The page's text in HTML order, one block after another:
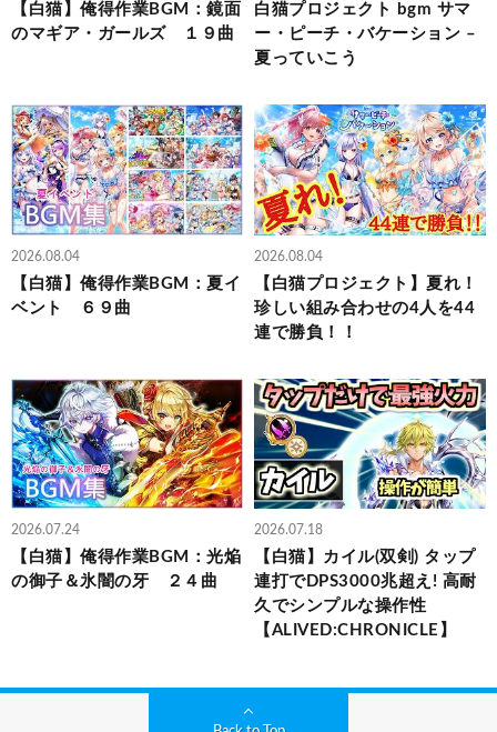
【白猫】俺得作業BGM：鏡面
のマギア・ガールズ １９曲
白猫プロジェクト bgm サマ
ー・ピーチ・バケーション –
夏っていこう
2026.08.04
【白猫】俺得作業BGM：夏イ
ベント ６９曲
2026.08.04
【白猫プロジェクト】夏れ！
珍しい組み合わせの4人を44
連で勝負！！
2026.07.24
【白猫】俺得作業BGM：光焔
の御子＆氷闇の牙 ２４曲
2026.07.18
【白猫】カイル(双剣) タップ
連打でDPS3000兆超え! 高耐
久でシンプルな操作性
【ALIVED:CHRONICLE】